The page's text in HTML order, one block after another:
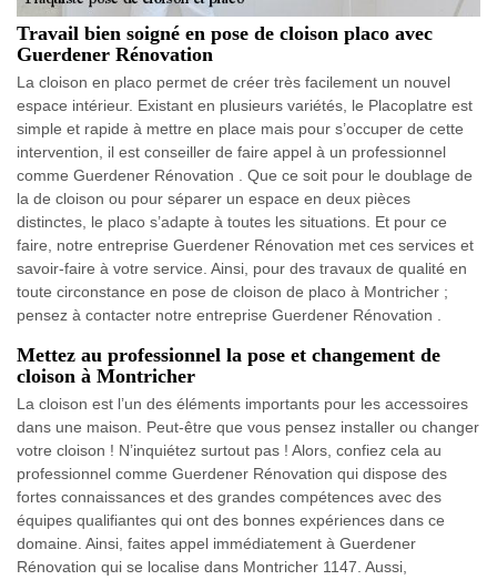
Travail bien soigné en pose de cloison placo avec
Guerdener Rénovation
La cloison en placo permet de créer très facilement un nouvel
espace intérieur. Existant en plusieurs variétés, le Placoplatre est
simple et rapide à mettre en place mais pour s’occuper de cette
intervention, il est conseiller de faire appel à un professionnel
comme Guerdener Rénovation . Que ce soit pour le doublage de
la de cloison ou pour séparer un espace en deux pièces
distinctes, le placo s’adapte à toutes les situations. Et pour ce
faire, notre entreprise Guerdener Rénovation met ces services et
savoir-faire à votre service. Ainsi, pour des travaux de qualité en
toute circonstance en pose de cloison de placo à Montricher ;
pensez à contacter notre entreprise Guerdener Rénovation .
Mettez au professionnel la pose et changement de
cloison à Montricher
La cloison est l’un des éléments importants pour les accessoires
dans une maison. Peut-être que vous pensez installer ou changer
votre cloison ! N’inquiétez surtout pas ! Alors, confiez cela au
professionnel comme Guerdener Rénovation qui dispose des
fortes connaissances et des grandes compétences avec des
équipes qualifiantes qui ont des bonnes expériences dans ce
domaine. Ainsi, faites appel immédiatement à Guerdener
Rénovation qui se localise dans Montricher 1147. Aussi,